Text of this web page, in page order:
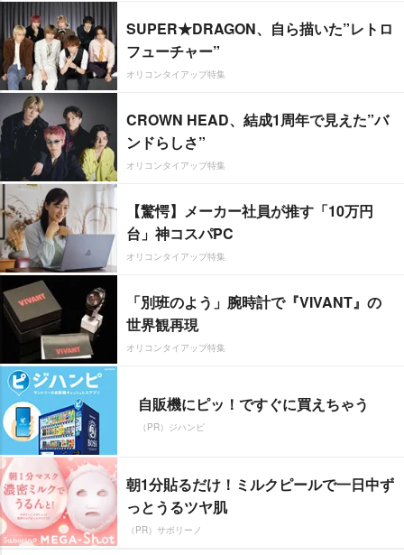
SUPER★DRAGON、自ら描いた”レトロ
フューチャー”
オリコンタイアップ特集
CROWN HEAD、結成1周年で見えた”バ
ンドらしさ”
オリコンタイアップ特集
【驚愕】メーカー社員が推す「10万円
台」神コスパPC
オリコンタイアップ特集
「別班のよう」腕時計で『VIVANT』の
世界観再現
オリコンタイアップ特集
自販機にピッ！ですぐに買えちゃう
（PR）ジハンピ
朝1分貼るだけ！ミルクピールで一日中ず
っとうるツヤ肌
（PR）サボリーノ